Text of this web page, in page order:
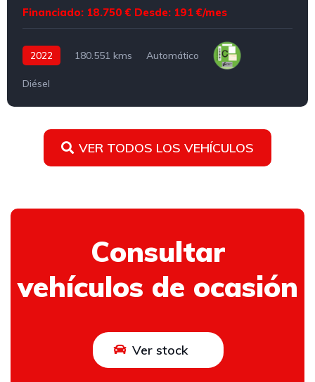
Financiado: 18.750 € Desde: 191 €/mes
2022 180.551 kms Automático
Diésel
VER TODOS LOS VEHÍCULOS
Consultar
vehículos de ocasión
Ver stock